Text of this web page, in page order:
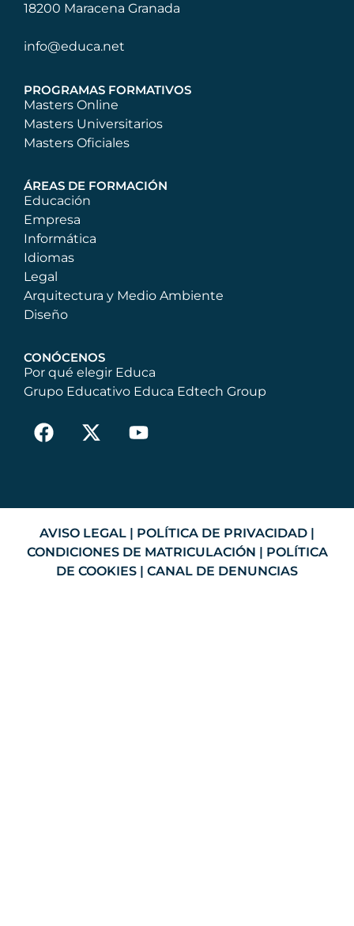
18200 Maracena Granada
info@educa.net
PROGRAMAS FORMATIVOS
Masters Online
Masters Universitarios
Masters Oficiales
ÁREAS DE FORMACIÓN
Educación
Empresa
Informática
Idiomas
Legal
Arquitectura y Medio Ambiente
Diseño
CONÓCENOS
Por qué elegir Educa
Grupo Educativo Educa Edtech Group
AVISO LEGAL | POLÍTICA DE PRIVACIDAD |
CONDICIONES DE MATRICULACIÓN | POLÍTICA
DE COOKIES | CANAL DE DENUNCIAS